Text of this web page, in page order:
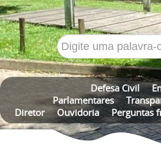
Defesa Civil
Parlamentares
Diretor
Ouvidoria Perguntas